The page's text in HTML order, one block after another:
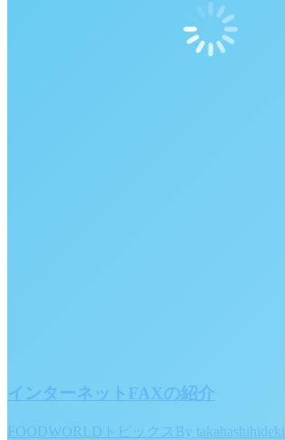
インターネットFAXの紹介
FOODWORLDトピックス By takahashihideki